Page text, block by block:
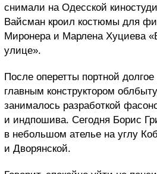
снимали на Одесской
Вайсман кроил костюмы для
Миронера и Марлена Хуциева
улице».
После оперетты портной
главным конструктором
занималось разработкой
и индпошива. Сегодня Борис
в небольшом ателье на углу
и Дворянской.